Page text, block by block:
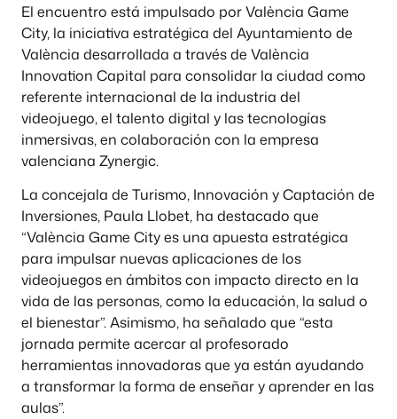
El encuentro está impulsado por València Game
City, la iniciativa estratégica del Ayuntamiento de
València desarrollada a través de València
Innovation Capital para consolidar la ciudad como
referente internacional de la industria del
videojuego, el talento digital y las tecnologías
inmersivas, en colaboración con la empresa
valenciana Zynergic.
La concejala de Turismo, Innovación y Captación de
Inversiones, Paula Llobet, ha destacado que
“València Game City es una apuesta estratégica
para impulsar nuevas aplicaciones de los
videojuegos en ámbitos con impacto directo en la
vida de las personas, como la educación, la salud o
el bienestar”. Asimismo, ha señalado que “esta
jornada permite acercar al profesorado
herramientas innovadoras que ya están ayudando
a transformar la forma de enseñar y aprender en las
aulas”.